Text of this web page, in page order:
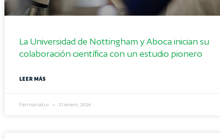
La Universidad de Nottingham y Aboca inician su
colaboración científica con un estudio pionero
LEER MÁS
Farmanatur 21 enero, 2026